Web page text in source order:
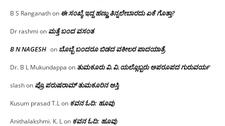
B S Ranganathon ಈ ಸಂಖ್ಯೆ ಇದ್ದ ಹಣ್ಣು ತಿನ್ನಲೇಬಾರದು ಏಕೆ ಗೊತ್ತಾ?
Dr rashmi on ಮತ್ತೆ ಬಂದ ವಸಂತ
B N NAGESH on ಬೊಬ್ಬೆ ಬಂದರೂ ಬಿಡದ ವಕೀಲರ ಪಾದಯಾತ್ರೆ
Dr. B L Mukundappa on ತುಮಕೂರು‌ ವಿ.ವಿ.ಯಲ್ಲೊಬ್ಬರು ಅಪರೂಪದ ಗುರುವರ್ಯ
slashon ಪ್ರೊ.ಪರುಷರಾಮ್ ತುಮಕೂರಿನ ಆಸ್ತಿ
Kusum prasad T.Lon ಕವನ ಓದಿ: ಹೂವು
Anithalakshmi. K. Lon ಕವನ ಓದಿ: ಹೂವು